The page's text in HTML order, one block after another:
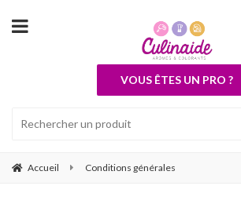
VOUS ÊTES UN PRO ?
Accueil Conditions générales